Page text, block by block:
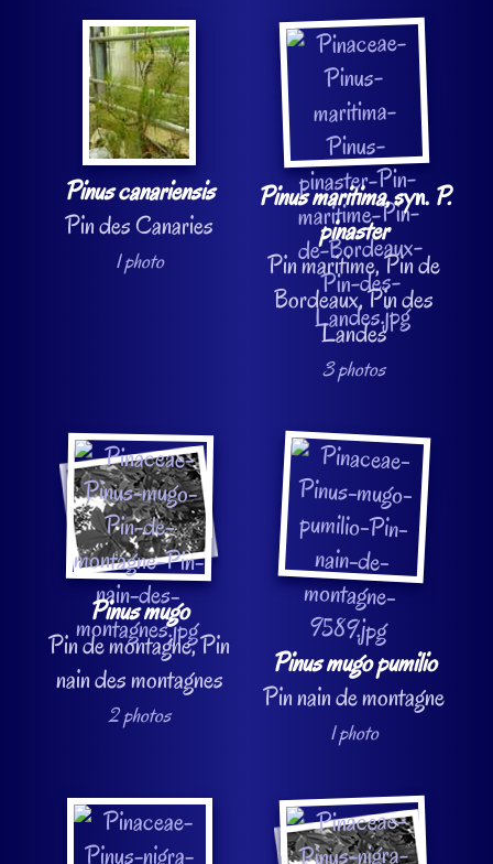
Pinus canariensis
Pin des Canaries
1 photo
Pinus maritima, syn. P.
pinaster
Pin maritime, Pin de
Bordeaux, Pin des
Landes
3 photos
Pinus mugo
Pin de montagne, Pin
nain des montagnes
2 photos
Pinus mugo pumilio
Pin nain de montagne
1 photo